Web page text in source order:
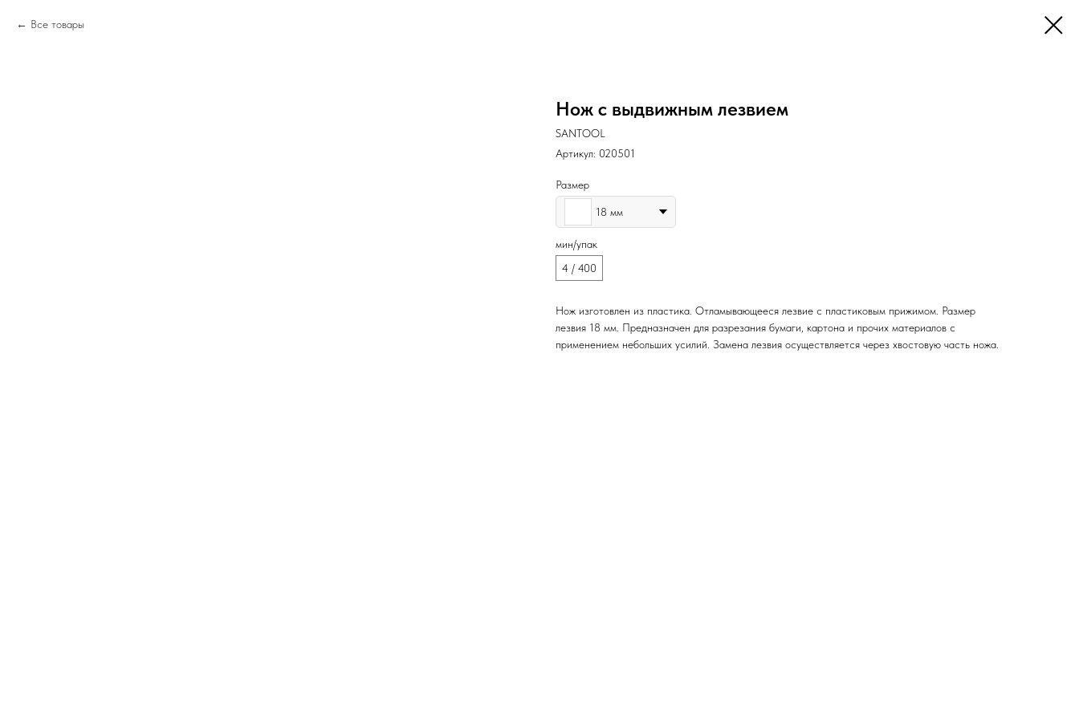
Все товары
Нож с выдвижным лезвием
SANTOOL
Артикул: 020501
Размер
18 мм
мин/упак
4 / 400
Нож изготовлен из пластика. Отламывающееся лезвие с пластиковым прижимом. Размер
лезвия 18 мм. Предназначен для разрезания бумаги, картона и прочих материалов с
применением небольших усилий. Замена лезвия осуществляется через хвостовую часть ножа.